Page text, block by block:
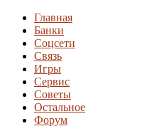
Главная
Банки
Соцсети
Связь
Игры
Сервис
Советы
Остальное
Форум